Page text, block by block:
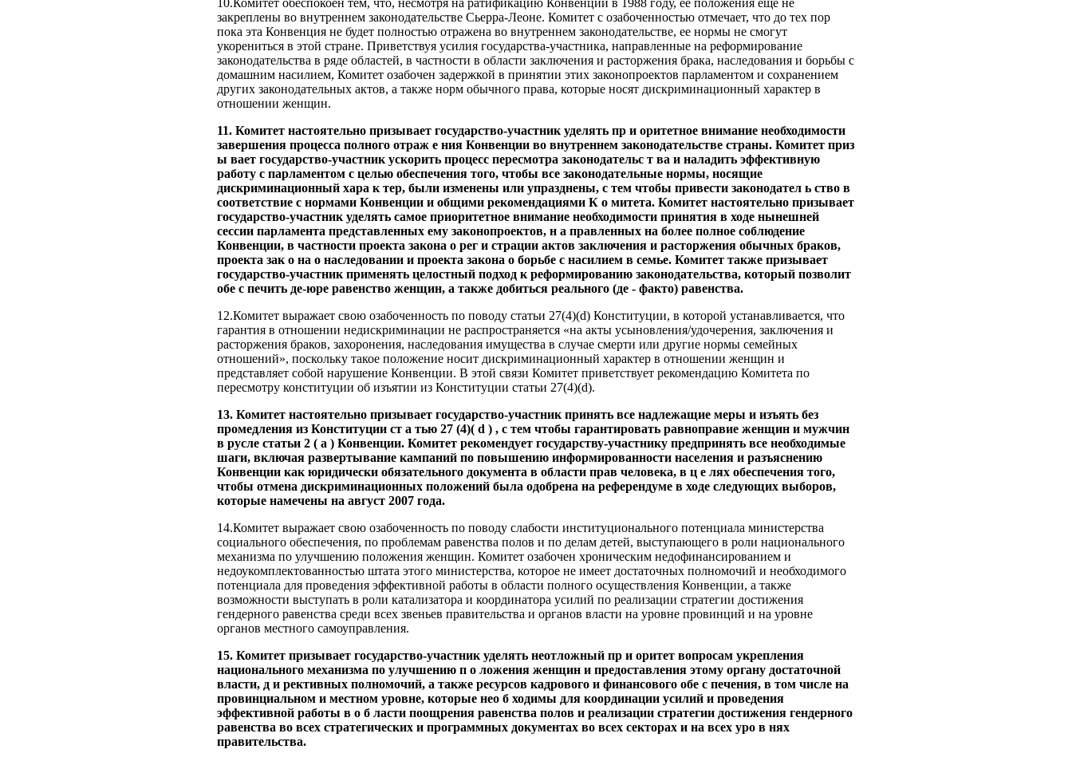
10.Комитет обеспокоен тем, что, несмотря на ратификацию Конвенции в 1988 году, ее положения еще не
закреплены во внутреннем законодательстве Сьерра-Леоне. Комитет с озабоченностью отмечает, что до тех пор
пока эта Конвенция не будет полностью отражена во внутреннем законодательстве, ее нормы не смогут
укорениться в этой стране. Приветствуя усилия государства-участника, направленные на реформирование
законодательства в ряде областей, в частности в области заключения и расторжения брака, наследования и борьбы с
домашним насилием, Комитет озабочен задержкой в принятии этих законопроектов парламентом и сохранением
других законодательных актов, а также норм обычного права, которые носят дискриминационный характер в
отношении женщин.
11. Комитет настоятельно призывает государство-участник уделять пр и оритетное внимание необходимости
завершения процесса полного отраж е ния Конвенции во внутреннем законодательстве страны. Комитет приз
ы вает государство-участник ускорить процесс пересмотра законодательс т ва и наладить эффективную
работу с парламентом с целью обеспечения того, чтобы все законодательные нормы, носящие
дискриминационный хара к тер, были изменены или упразднены, с тем чтобы привести законодател ь ство в
соответствие с нормами Конвенции и общими рекомендациями К о митета. Комитет настоятельно призывает
государство-участник уделять самое приоритетное внимание необходимости принятия в ходе нынешней
сессии парламента представленных ему законопроектов, н а правленных на более полное соблюдение
Конвенции, в частности проекта закона о рег и страции актов заключения и расторжения обычных браков,
проекта зак о на о наследовании и проекта закона о борьбе с насилием в семье. Комитет также призывает
государство-участник применять целостный подход к реформированию законодательства, который позволит
обе с печить де-юре равенство женщин, а также добиться реального (де ‑ факто) равенства.
12.Комитет выражает свою озабоченность по поводу статьи 27(4)(d) Конституции, в которой устанавливается, что
гарантия в отношении недискриминации не распространяется «на акты усыновления/удочерения, заключения и
расторжения браков, захоронения, наследования имущества в случае смерти или другие нормы семейных
отношений», поскольку такое положение носит дискриминационный характер в отношении женщин и
представляет собой нарушение Конвенции. В этой связи Комитет приветствует рекомендацию Комитета по
пересмотру конституции об изъятии из Конституции статьи 27(4)(d).
13. Комитет настоятельно призывает государство-участник принять все надлежащие меры и изъять без
промедления из Конституции ст а тью 27 (4)( d ) , с тем чтобы гарантировать равноправие женщин и мужчин
в русле статьи 2 ( a ) Конвенции. Комитет рекомендует государству-участнику предпринять все необходимые
шаги, включая развертывание кампаний по повышению информированности населения и разъяснению
Конвенции как юридически обязательного документа в области прав человека, в ц е лях обеспечения того,
чтобы отмена дискриминационных положений была одобрена на референдуме в ходе следующих выборов,
которые намечены на август 2007 года.
14.Комитет выражает свою озабоченность по поводу слабости институционального потенциала министерства
социального обеспечения, по проблемам равенства полов и по делам детей, выступающего в роли национального
механизма по улучшению положения женщин. Комитет озабочен хроническим недофинансированием и
недоукомплектованностью штата этого министерства, которое не имеет достаточных полномочий и необходимого
потенциала для проведения эффективной работы в области полного осуществления Конвенции, а также
возможности выступать в роли катализатора и координатора усилий по реализации стратегии достижения
гендерного равенства среди всех звеньев правительства и органов власти на уровне провинций и на уровне
органов местного самоуправления.
15. Комитет призывает государство-участник уделять неотложный пр и оритет вопросам укрепления
национального механизма по улучшению п о ложения женщин и предоставления этому органу достаточной
власти, д и рективных полномочий, а также ресурсов кадрового и финансового обе с печения, в том числе на
провинциальном и местном уровне, которые нео б ходимы для координации усилий и проведения
эффективной работы в о б ласти поощрения равенства полов и реализации стратегии достижения гендерного
равенства во всех стратегических и программных документах во всех секторах и на всех уро в нях
правительства.